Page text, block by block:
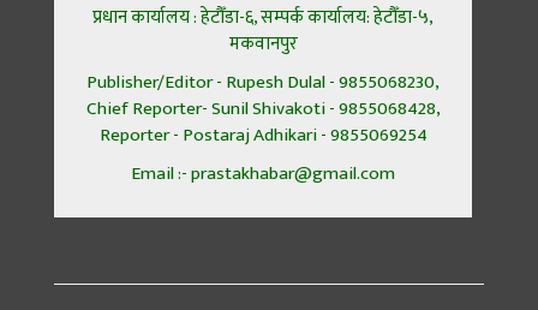
प्रधान कार्यालय : हेटौँडा-६, सम्पर्क कार्यालय: हेटौँडा-५,
मकवानपुर
Publisher/Editor - Rupesh Dulal - 9855068230,
Chief Reporter- Sunil Shivakoti - 9855068428,
Reporter - Postaraj Adhikari - 9855069254
Email :- prastakhabar@gmail.com